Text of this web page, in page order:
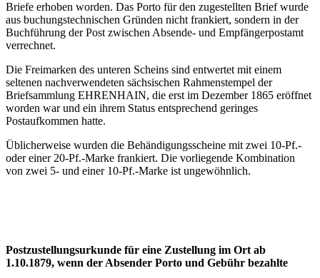
Briefe erhoben worden. Das Porto für den zugestellten Brief wurde
aus buchungstechnischen Gründen nicht frankiert, sondern in der
Buchführung der Post zwischen Absende- und Empfängerpostamt
verrechnet.
Die Freimarken des unteren Scheins sind entwertet mit einem
seltenen nachverwendeten sächsischen Rahmenstempel der
Briefsammlung EHRENHAIN, die erst im Dezember 1865 eröffnet
worden war und ein ihrem Status entsprechend geringes
Postaufkommen hatte.
Üblicherweise wurden die Behändigungsscheine mit zwei 10-Pf.-
oder einer 20-Pf.-Marke frankiert. Die vorliegende Kombination
von zwei 5- und einer 10-Pf.-Marke ist ungewöhnlich.
Postzustellungsurkunde für eine Zustellung im Ort ab
1.10.1879, wenn der Absender Porto und Gebühr bezahlte